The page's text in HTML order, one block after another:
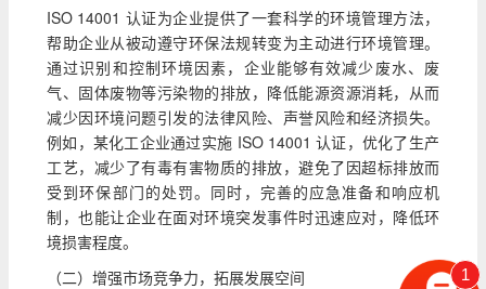
ISO 14001 认证为企业提供了一套科学的环境管理方法，
帮助企业从被动遵守环保法规转变为主动进行环境管理。
通过识别和控制环境因素，企业能够有效减少废水、废
气、固体废物等污染物的排放，降低能源资源消耗，从而
减少因环境问题引发的法律风险、声誉风险和经济损失。
例如，某化工企业通过实施 ISO 14001 认证，优化了生产
工艺，减少了有毒有害物质的排放，避免了因超标排放而
受到环保部门的处罚。同时，完善的应急准备和响应机
制，也能让企业在面对环境突发事件时迅速应对，降低环
境损害程度。
（二）增强市场竞争力，拓展发展空间
1